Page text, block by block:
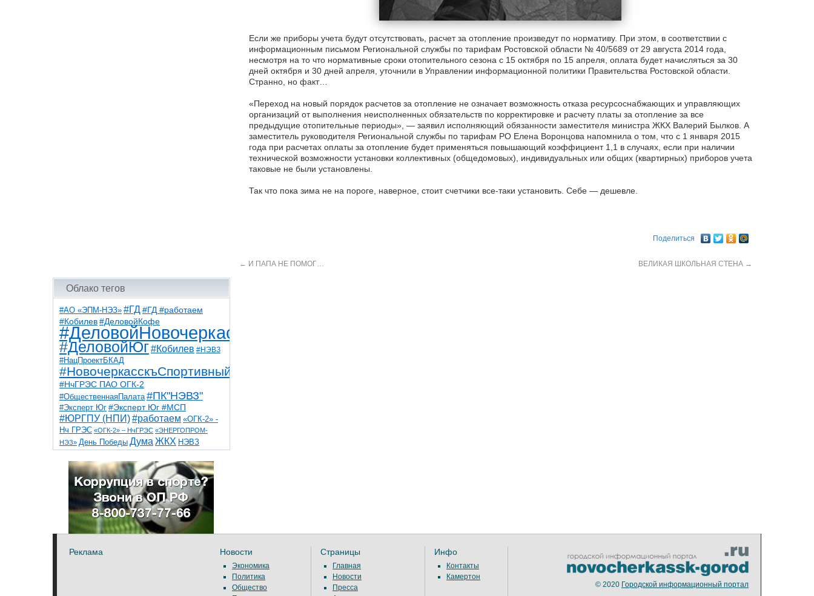
Облако тегов
#АО «ЭПМ-НЭЗ» #ГД #ГД #работаем
#Кобилев #ДеловойКофе
#ДеловойНовочеркасск
#ДеловойЮг#Кобилев #НЭВЗ
#НацПроектБКАД
#НовочеркасскъСпортивный
#НчГРЭС ПАО ОГК-2
#ОбщественнаяПалата #ПК"НЭВЗ"
#Эксперт Юг #Эксперт Юг #МСП
#ЮРГПУ (НПИ)#работаем «ОГК-2» -
Нч ГРЭС «ОГК-2» – НчГРЭС «ЭНЕРГОПРОМ-
НЭЗ» День Победы Дума ЖКХ НЭВЗ
НчГРЭС ТНТ
благоустройствоветераны выборы
детидороги казаки коррупция космос
общественная палата парк пожар роща
спорт театр транспорт художники
Если же приборы учета будут отсутствовать, расчет за отопление произведут по нормативу. При этом, в соответствии с
информационным письмом Региональной службы по тарифам Ростовской области № 40/5689 от 29 августа 2014 года,
несмотря на то что нормативные сроки отопительного сезона с 15 октября по 15 апреля, оплата будет начисляться за 30
дней октября и 30 дней апреля, уточнили в Управлении информационной политики Правительства Ростовской области.
Странно, но факт…
«Переход на новый порядок расчетов за отопление не означает возможность отказа ресурсоснабжающих и управляющих
организаций от выполнения неисполненных обязательств по корректировке и расчету платы за отопление за все
предыдущие отопительные периоды», — заявил исполняющий обязанности заместителя министра ЖКХ Валерий Былков. А
заместитель руководителя Региональной службы по тарифам РО Елена Воронцова напомнила о том, что с 1 января 2015
года при расчетах оплаты за отопление будет применяться повышающий коэффициент 1,1 в случаях, если при наличии
технической возможности установки коллективных (общедомовых), индивидуальных или общих (квартирных) приборов учета
таковые не были установлены.
Так что пока зима не на пороге, наверное, стоит счетчики все-таки установить. Себе — дешевле.
Поделиться
← И ПАПА НЕ ПОМОГ… ВЕЛИКАЯ ШКОЛЬНАЯ СТЕНА →
Реклама Новости
Экономика
Политика
Общество
Страницы
Главная
Новости
Пресса
Инфо
Контакты
Камертон
© 2020 Городской информационный портал